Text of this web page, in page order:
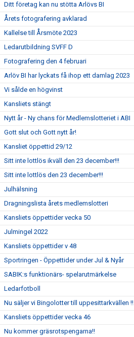
Ditt företag kan nu stötta Arlövs BI
Årets fotografering avklarad
Kallelse till Årsmöte 2023
Ledarutbildning SVFF D
Fotografering den 4 februari
Arlöv BI har lyckats få ihop ett damlag 2023
Vi sålde en högvinst
Kansliets stängt
Nytt år - Ny chans för Medlemslotteriet i ABI
Gott slut och Gott nytt år!
Kansliet öppettid 29/12
Sitt inte lottlös ikväll den 23 december!!!
Sitt inte lottlös den 23 december!!!
Julhälsning
Dragningslista årets medlemslotteri
Kansliets öppettider vecka 50
Julmingel 2022
Kansliets öppettider v 48
Sportringen - Öppettider under Jul & Nyår
SABIK:s funktionärs- spelarutmärkelse
Ledarfotboll
Nu säljer vi Bingolotter till uppesittarkvällen !!
Kansliets öppettider vecka 46
Nu kommer gräsrotspengarna!!